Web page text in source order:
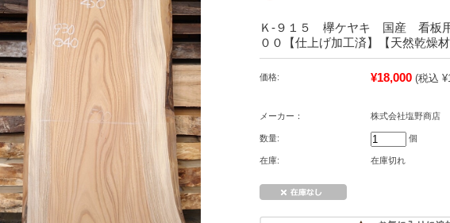
Ｋ-９１５ 欅ケヤキ 国産 看板
００【仕上げ加工済】【天然乾燥材
価格: ¥18,000 (税込
メーカー： 株式会社塩野商店
数量: 個
在庫: 在庫切れ